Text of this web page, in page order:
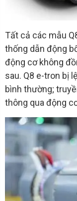
Tất cả các mẫu
thống dẫn động
động cơ không
sau. Q8 e-tron bị
bình thường;
thông qua động